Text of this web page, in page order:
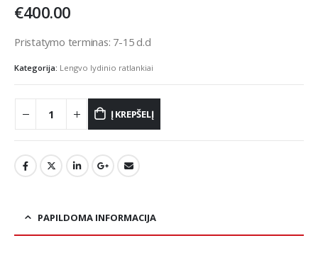
€400.00
Pristatymo terminas: 7-15 d.d
Kategorija: Lengvo lydinio ratlankiai
Į KREPŠELĮ
PAPILDOMA INFORMACIJA